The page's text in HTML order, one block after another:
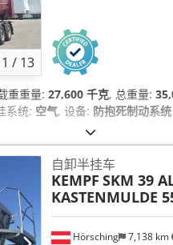
1 / 13
重重量: 27,600 千克, 总重量:
系统: 空气, 设备: 防抱死制动系
Hörsching 7,138 km
自卸半挂车
KEMPF SKM 39
KASTENMULDE